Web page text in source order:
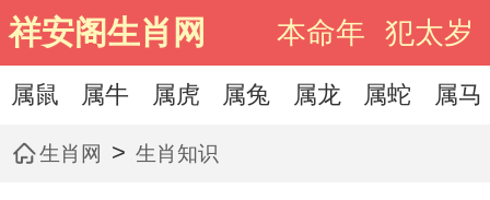
祥安阁生肖网 本命年 犯太岁
属鼠 属牛 属虎 属兔 属龙 属蛇 属马
生肖网 > 生肖知识